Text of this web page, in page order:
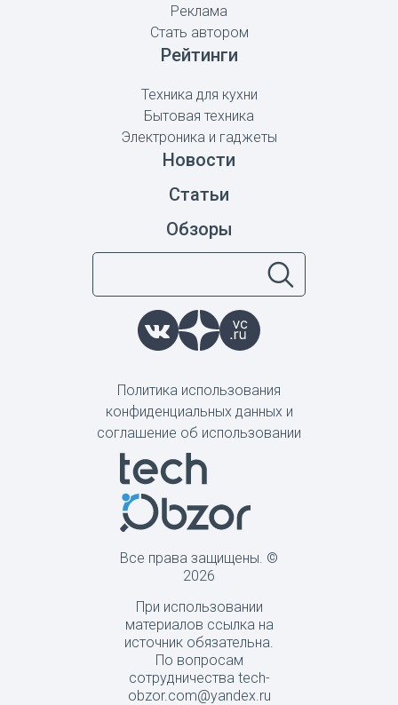
Все права защищены. ©
2026
При использовании
материалов ссылка на
источник обязательна.
По вопросам
сотрудничества tech-
obzor.com@yandex.ru
Реклама
Стать автором
Рейтинги
Техника для кухни
Бытовая техника
Электроника и гаджеты
Новости
Статьи
Обзоры
Политика использования
конфиденциальных данных и
соглашение об использовании